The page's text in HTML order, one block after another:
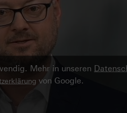
Mehr in unseren
von Google.